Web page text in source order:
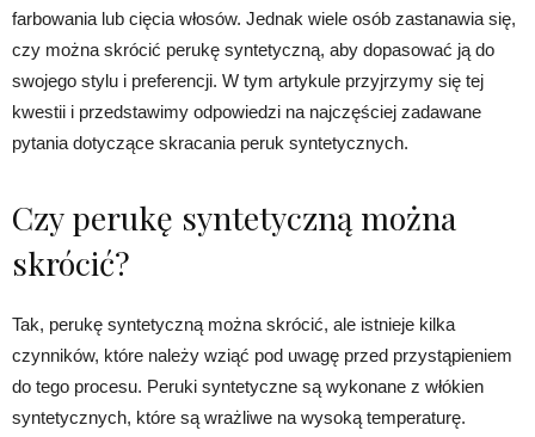
farbowania lub cięcia włosów. Jednak wiele osób zastanawia się,
czy można skrócić perukę syntetyczną, aby dopasować ją do
swojego stylu i preferencji. W tym artykule przyjrzymy się tej
kwestii i przedstawimy odpowiedzi na najczęściej zadawane
pytania dotyczące skracania peruk syntetycznych.
Czy perukę syntetyczną można
skrócić?
Tak, perukę syntetyczną można skrócić, ale istnieje kilka
czynników, które należy wziąć pod uwagę przed przystąpieniem
do tego procesu. Peruki syntetyczne są wykonane z włókien
syntetycznych, które są wrażliwe na wysoką temperaturę.